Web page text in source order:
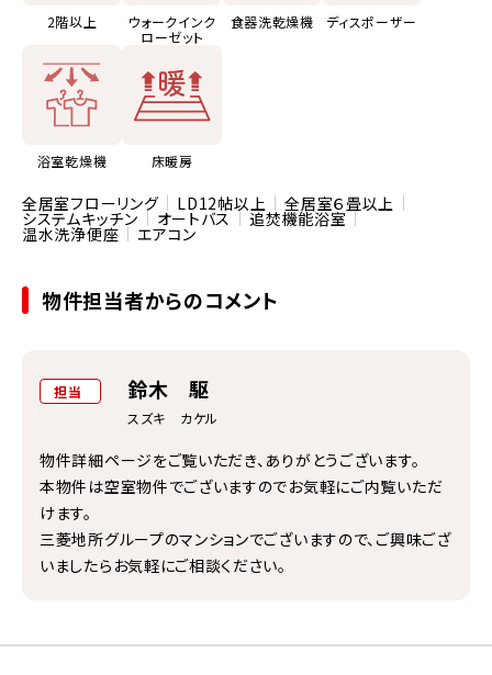
2階以上
ウォークインク
ローゼット
食器洗乾燥機 ディスポーザー
浴室乾燥機 床暖房
全居室フローリング LD12帖以上 全居室６畳以上
システムキッチン オートバス 追焚機能浴室
温水洗浄便座 エアコン
物件担当者からのコメント
担当 鈴木 駆
スズキ カケル
物件詳細ページをご覧いただき、ありがとうございます。
本物件は空室物件でございますのでお気軽にご内覧いただ
けます。
三菱地所グループのマンションでございますので、ご興味ござ
いましたらお気軽にご相談ください。